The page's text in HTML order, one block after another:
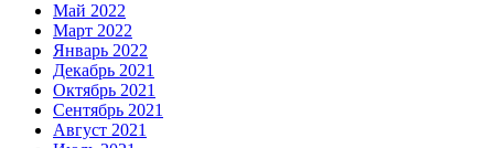
Май 2022
Март 2022
Январь 2022
Декабрь 2021
Октябрь 2021
Сентябрь 2021
Август 2021